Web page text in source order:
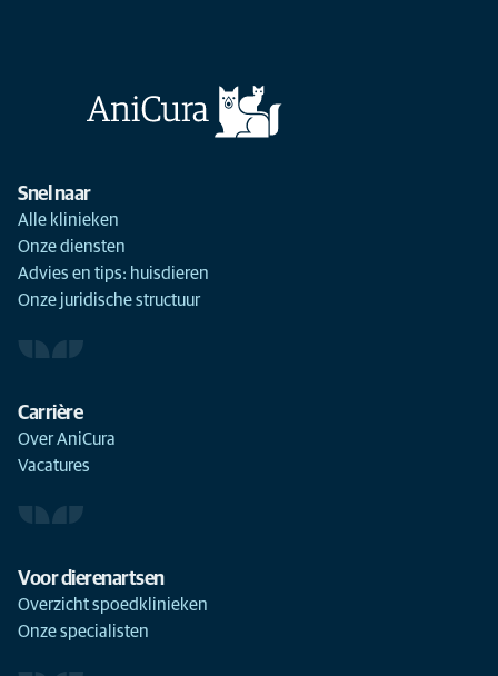
Snel naar
Alle klinieken
Onze diensten
Advies en tips: huisdieren
Onze juridische structuur
Carrière
Over AniCura
Vacatures
Voor dierenartsen
Overzicht spoedklinieken
Onze specialisten